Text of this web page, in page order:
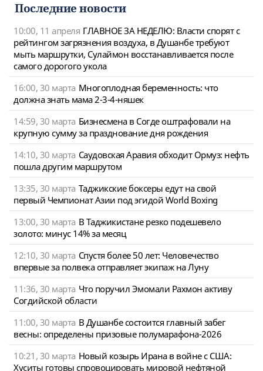
Последние новости
10:00, 11 апреля ГЛАВНОЕ ЗА НЕДЕЛЮ: Власти спорят с
рейтингом загрязнения воздуха, в Душанбе требуют
мыть маршрутки, Сулаймон восстанавливается после
самого дорогого укола
16:00, 30 марта Многоплодная беременность: что
должна знать мама 2-3-4-няшек
14:59, 30 марта Бизнесмена в Согде оштрафовали на
крупную сумму за празднование дня рождения
14:10, 30 марта Саудовская Аравия обходит Ормуз: нефть
пошла другим маршрутом
13:35, 30 марта Таджикские боксеры едут на свой
первый Чемпионат Азии под эгидой World Boxing
13:00, 30 марта В Таджикистане резко подешевело
золото: минус 14% за месяц
12:10, 30 марта Спустя более 50 лет: Человечество
впервые за полвека отправляет экипаж на Луну
11:36, 30 марта Что поручил Эмомали Рахмон активу
Согдийской области
11:00, 30 марта В Душанбе состоится главный забег
весны: определены призовые полумарафона-2026
10:21, 30 марта Новый козырь Ирана в войне с США:
Хуситы готовы спровоцировать мировой нефтяной